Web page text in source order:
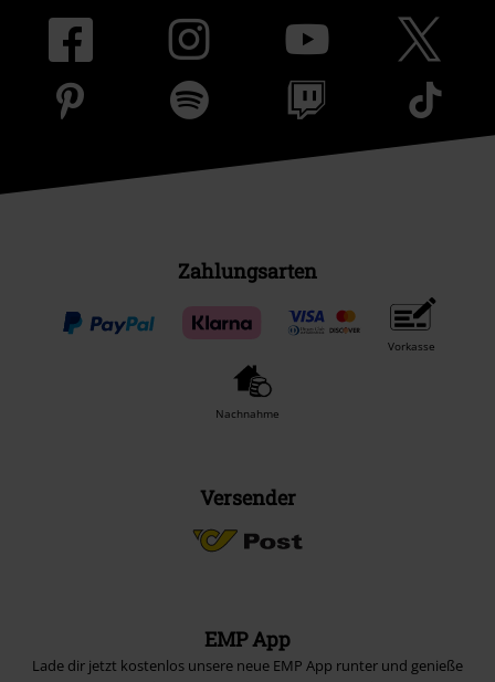
Zahlungsarten
Vorkasse
Nachnahme
Versender
EMP App
Lade dir jetzt kostenlos unsere neue EMP App runter und genieße